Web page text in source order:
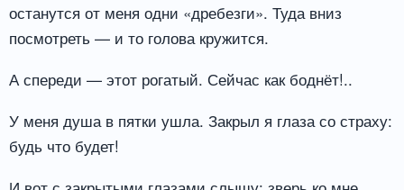
останутся от меня одни «дребезги». Туда вниз
посмотреть — и то голова кружится.
А спереди — этот рогатый. Сейчас как боднёт!..
У меня душа в пятки ушла. Закрыл я глаза со страху:
будь что будет!